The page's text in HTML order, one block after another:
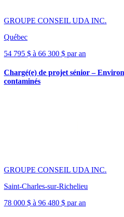
GROUPE CONSEIL UDA INC.
Québec
54 795 $ à 66 300 $ par an
Chargé(e) de projet sénior –
contaminés
GROUPE CONSEIL UDA INC.
Saint-Charles-sur-Richelieu
78 000 $ à 96 480 $ par an